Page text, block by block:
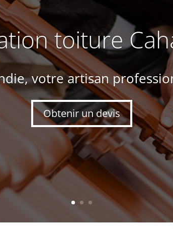
toiture
votre artisan
Obtenir un devis